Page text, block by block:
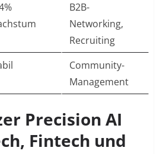
B2B-
Networking,
Recruiting
Community-
Management
Precision AI
Fintech und